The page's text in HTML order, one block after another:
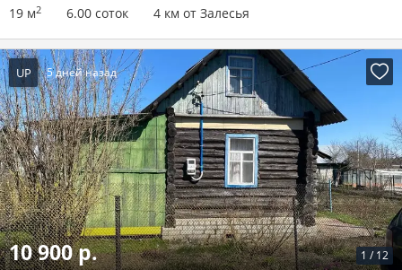
19 м2 6.00 соток 4 км от Залесья
UP 5 дней назад
1 / 12
10 900 р.